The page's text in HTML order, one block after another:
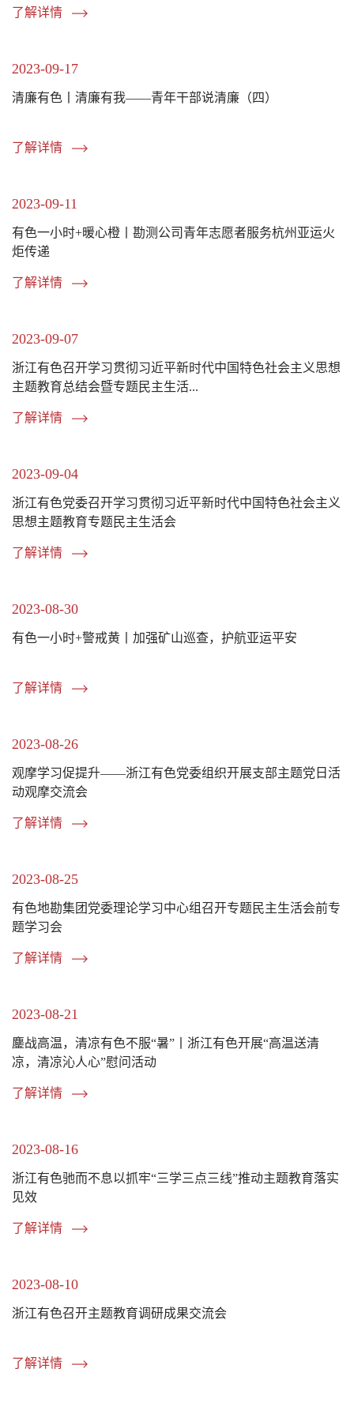
了解详情
2023-09-17
清廉有色丨清廉有我——青年干部说清廉（四）
了解详情
2023-09-11
有色一小时+暖心橙丨勘测公司青年志愿者服务杭州亚运火
炬传递
了解详情
2023-09-07
浙江有色召开学习贯彻习近平新时代中国特色社会主义思想
主题教育总结会暨专题民主生活...
了解详情
2023-09-04
浙江有色党委召开学习贯彻习近平新时代中国特色社会主义
思想主题教育专题民主生活会
了解详情
2023-08-30
有色一小时+警戒黄丨加强矿山巡查，护航亚运平安
了解详情
2023-08-26
观摩学习促提升——浙江有色党委组织开展支部主题党日活
动观摩交流会
了解详情
2023-08-25
有色地勘集团党委理论学习中心组召开专题民主生活会前专
题学习会
了解详情
2023-08-21
鏖战高温，清凉有色不服“暑”丨浙江有色开展“高温送清
凉，清凉沁人心”慰问活动
了解详情
2023-08-16
浙江有色驰而不息以抓牢“三学三点三线”推动主题教育落实
见效
了解详情
2023-08-10
浙江有色召开主题教育调研成果交流会
了解详情